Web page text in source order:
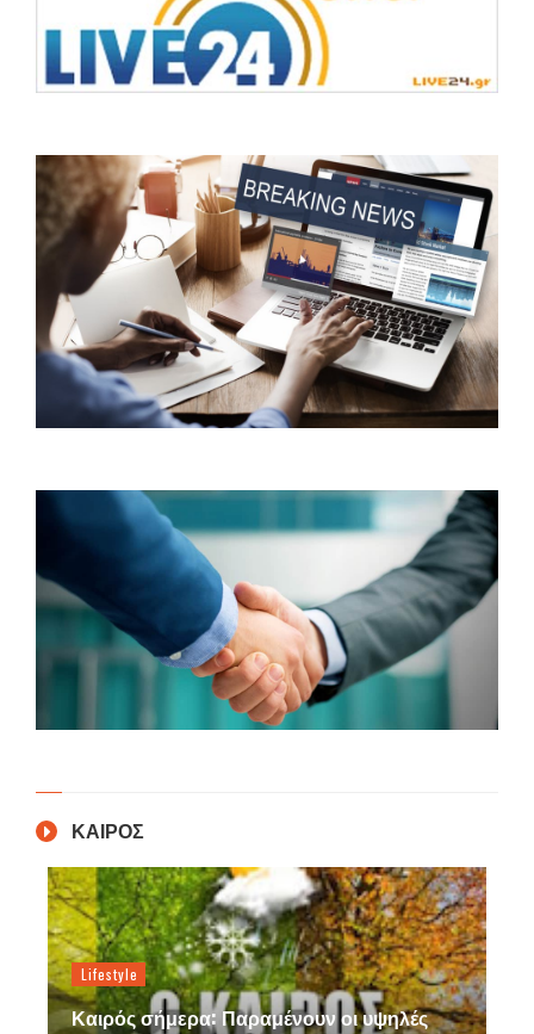
ΚΑΙΡΟΣ
Lifestyle
Καιρός σήμερα: Παραμένουν οι υψηλές